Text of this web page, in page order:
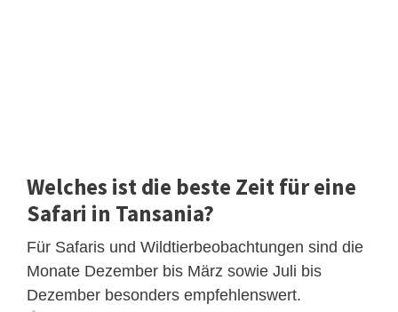
Welches ist die beste Zeit für eine
Safari in Tansania?
Für Safaris und Wildtierbeobachtungen sind die
Monate Dezember bis März sowie Juli bis
Dezember besonders empfehlenswert.